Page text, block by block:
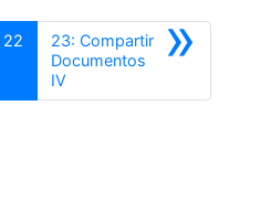
22 »
23: Compartir
Documentos
IVSiguiente